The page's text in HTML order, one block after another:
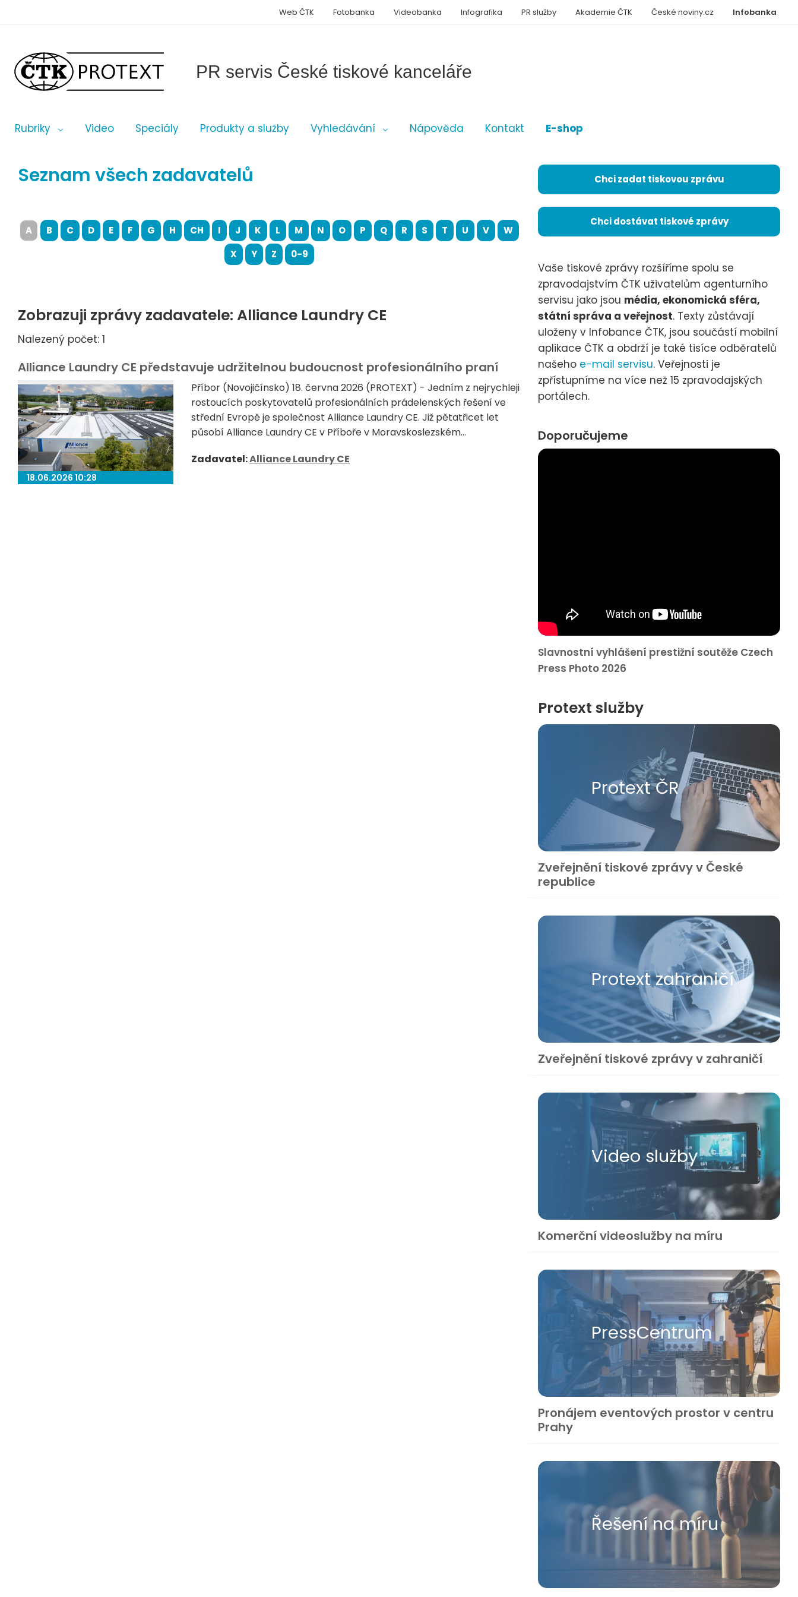
PR servis České tiskové kanceláře
Rubriky Video Speciály Produkty a služby Vyhledávání Nápověda Kontakt E-shop
Infobanka
Web ČTK Fotobanka Videobanka Infografika PR služby Akademie ČTK České noviny.cz
Seznam všech zadavatelů
A B C D E F G H CH I J K L M N O P Q R S T U V
W
X
Y Z 0-9
Zobrazuji zprávy zadavatele: Alliance Laundry CE
Nalezený počet: 1
Alliance Laundry CE představuje udržitelnou budoucnost profesionálního praní
18.06.2026 10:28
Příbor (Novojičínsko) 18. června 2026 (PROTEXT) - Jedním z nejrychleji
rostoucích poskytovatelů profesionálních prádelenských řešení ve
střední Evropě je společnost Alliance Laundry CE. Již pětatřicet let
působí Alliance Laundry CE v Příboře v Moravskoslezském...
Zadavatel:Alliance Laundry CE
Chci zadat tiskovou zprávu
Chci dostávat tiskové zprávy
Vaše tiskové zprávy rozšíříme spolu se
zpravodajstvím ČTK uživatelům agenturního
servisu jako jsou média, ekonomická sféra,
státní správa a veřejnost. Texty zůstávají
uloženy v Infobance ČTK, jsou součástí mobilní
aplikace ČTK a obdrží je také tisíce odběratelů
našeho e-mail servisu. Veřejnosti je
zpřístupníme na více než 15 zpravodajských
portálech.
Doporučujeme
Slavnostní vyhlášení prestižní soutěže Czech
Press Photo 2026
Protext služby
Protext ČR
Zveřejnění tiskové zprávy v České
republice
Protext zahraničí
Zveřejnění tiskové zprávy v zahraničí
Video služby
Komerční videoslužby na míru
Press​Centrum
Pronájem eventových prostor v centru
Prahy
Řešení na míru